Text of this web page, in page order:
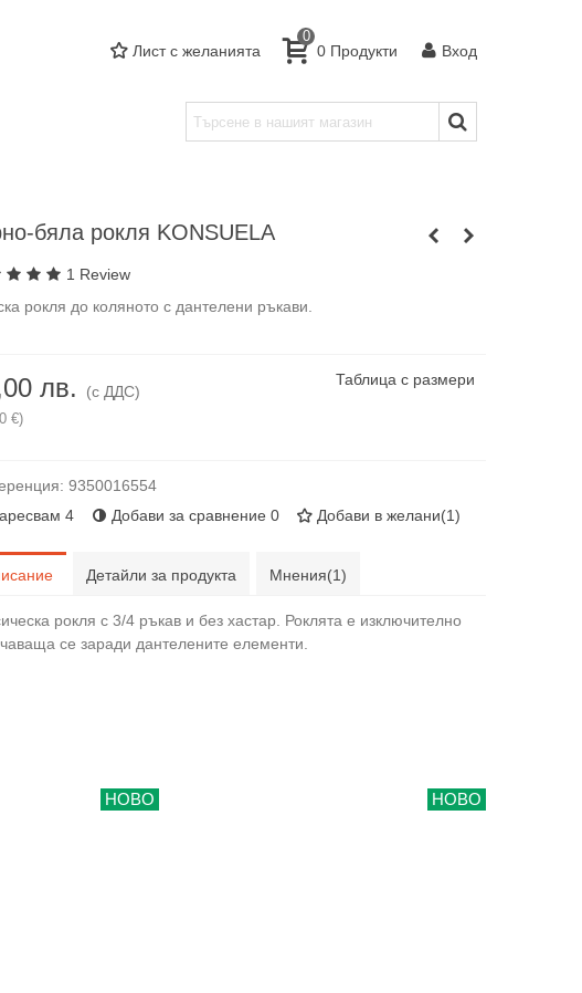
Лист с желанията
0
0 Продукти Вход
бяла рокля KONSUELA
1 Review
рокля до коляното с дантелени ръкави.
лв. (с ДДС)
€)
Таблица с размери
9350016554
4 Добави за сравнение 0 Добави в желани(1)
Детайли за продукта Мнения(1)
рокля с 3/4 ръкав и без хастар. Роклята е изключително
се заради дантелените елементи.
НОВО НОВО